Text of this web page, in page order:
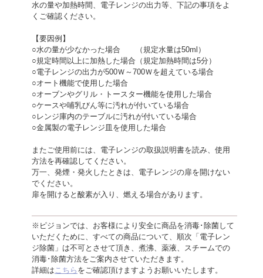
水の量や加熱時間、電子レンジの出力等、下記の事項をよ
くご確認ください。
【要因例】
○水の量が少なかった場合 （規定水量は50ml）
○規定時間以上に加熱した場合（規定加熱時間は5分）
○電子レンジの出力が500Ｗ～700Ｗを超えている場合
○オート機能で使用した場合
○オーブンやグリル・トースター機能を使用した場合
○ケースや哺乳びん等に汚れが付いている場合
○レンジ庫内のテーブルに汚れが付いている場合
○金属製の電子レンジ皿を使用した場合
またご使用前には、電子レンジの取扱説明書を読み、使用
方法を再確認してください。
万一、発煙・発火したときは、電子レンジの扉を開けない
でください。
扉を開けると酸素が入り、燃える場合があります。
※ピジョンでは、お客様により安全に商品を消毒･除菌して
いただくために、すべての商品について、順次「電子レン
ジ除菌」は不可とさせて頂き、煮沸、薬液、スチームでの
消毒･除菌方法をご案内させていただきます。
詳細はこちら をご確認頂けますようお願いいたします。